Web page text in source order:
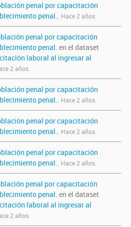
penal por capacitación
penal.. Hace 2 años.
penal por capacitación
penal. en el dataset
laboral al ingresar al
2 años.
penal por capacitación
penal.. Hace 2 años.
penal por capacitación
penal.. Hace 2 años.
penal por capacitación
penal.. Hace 2 años.
penal por capacitación
penal. en el dataset
laboral al ingresar al
2 años.